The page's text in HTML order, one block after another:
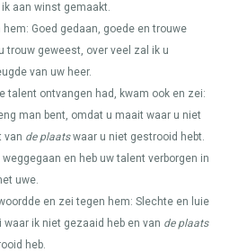
aan winst gemaakt.
Goed gedaan, goede en trouwe
trouw geweest, over veel zal ik u
van uw heer.
talent ontvangen had, kwam ook en zei:
man bent, omdat u maait waar u niet
van de plaatswaar u niet gestrooid hebt.
weggegaan en heb uw talent verborgen in
uwe.
en zei tegen hem: Slechte en luie
ik niet gezaaid heb en van de plaats
heb.